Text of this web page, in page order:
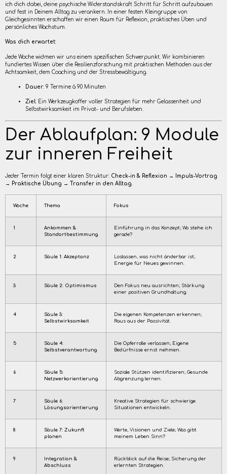
ich dich dabei, deine psychische Widerstandskraft Schritt für Schritt aufzubauen
und fest in Deinem Alltag zu verankern. In einer festen Kleingruppe von
Gleichgesinnten erschaffen wir einen Raum für Reflexion, praktisches Üben und
persönliches Wachstum.
Was dich erwartet:
Jede Woche widmen wir uns einem spezifischen Schwerpunkt. Wir kombinieren
fundiertes Wissen über die Resilienzforschung mit praktischen Methoden aus der
Achtsamkeit, dem Coaching und der Stressbewältigung.
Dauer: 9 Termine à 90 Minuten
Ziel: Ein Werkzeugkoffer voller Strategien für mehr Gelassenheit und
Selbstwirksamkeit im Privat- und Berufsleben.
Der Ablaufplan: 9 Module
zur inneren Freiheit
Jeder Termin folgt einer klaren Struktur: Check-in & Reflexion → Impuls-Vortrag
→ Praktische Übung → Transfer in den Alltag.
Woche Thema Fokus
1
Ankommen &
Standortbestimmung
Einführung in das Konzept; Wo stehe ich
gerade?
2 Säule 1: Akzeptanz
Loslassen, was nicht änderbar ist;
Energie für Neues gewinnen.
3 Säule 2: Optimismus
Den Fokus neu ausrichten; Stärkung
einer positiven Grundhaltung.
4
Säule 3:
Selbstwirksamkeit
Die eigenen Kompetenzen erkennen;
Raus aus der Passivität.
5
Säule 4:
Selbstverantwortung
Die Opferrolle verlassen; Eigene
Bedürfnisse ernst nehmen.
6
Säule 5:
Netzwerkorientierung
Soziale Stützen identifizieren; Gesunde
Abgrenzung lernen.
7
Säule 6:
Lösungsorientierung
Kreative Strategien für schwierige
Situationen entwickeln.
8
Säule 7: Zukunft
planen
Werte, Visionen und Ziele; Was gibt
meinem Leben Sinn?
9
Integration &
Abschluss
Rückblick auf die Reise; Sicherung der
erlernten Strategien.